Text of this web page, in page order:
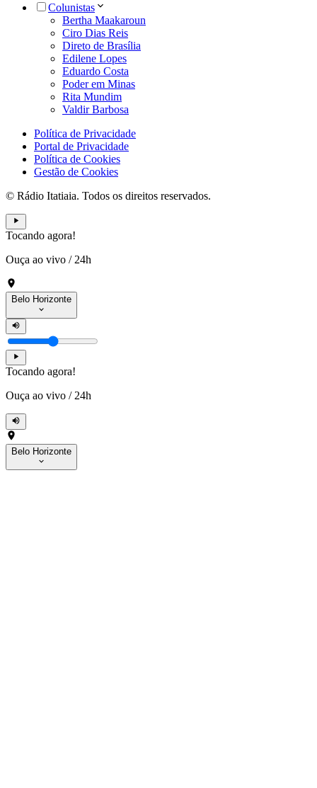
Colunistas
Bertha Maakaroun
Ciro Dias Reis
Direto de Brasília
Edilene Lopes
Eduardo Costa
Poder em Minas
Rita Mundim
Valdir Barbosa
Política de Privacidade
Portal de Privacidade
Política de Cookies
Gestão de Cookies
© Rádio Itatiaia. Todos os direitos reservados.
Tocando agora!
Ouça ao vivo / 24h
Belo Horizonte
Tocando agora!
Ouça ao vivo / 24h
Belo Horizonte